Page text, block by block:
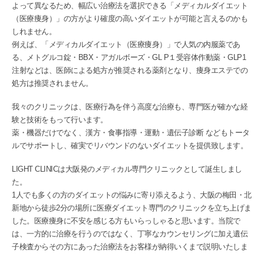
よって異なるため、幅広い治療法を選択できる「メディカルダイエット
（医療痩身）」の方がより確度の高いダイエットが可能と言えるのかも
しれません。
例えば、「メディカルダイエット（医療痩身）」で人気の内服薬であ
る、メトグルコ錠・BBX・アガルボーズ・GL P１受容体作動薬・GLP1
注射などは、医師による処方が推奨される薬剤となり、痩身エステでの
処方は推奨されません。
我々のクリニックは、医療行為を伴う高度な治療も、専門医が確かな経
験と技術をもって行います。
薬・機器だけでなく、漢方・食事指導・運動・遺伝子診断 などもトータ
ルでサポートし、確実でリバウンドのないダイエットを提供致します。
LIGHT CLINICは大阪発のメディカル専門クリニックとして誕生しまし
た。
1人でも多くの方のダイエットの悩みに寄り添えるよう、大阪の梅田・北
新地から徒歩2分の場所に医療ダイエット専門のクリニックを立ち上げま
した。医療痩身に不安を感じる方もいらっしゃると思います。当院で
は、一方的に治療を行うのではなく、丁寧なカウンセリングに加え遺伝
子検査からその方にあった治療法をお客様が納得いくまで説明いたしま